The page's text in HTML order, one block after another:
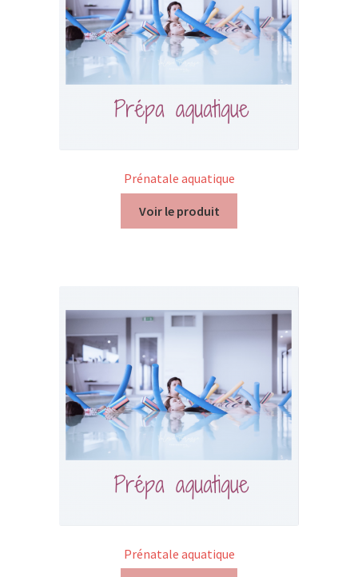
Prénatale aquatique
Voir le produit
Prénatale aquatique